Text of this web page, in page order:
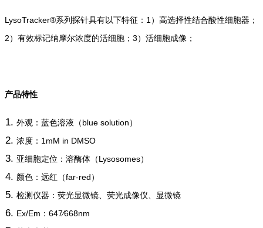
LysoTracker®系列探针具有以下特征：1）高选择性结合酸性细胞器；
2）有效标记纳摩尔浓度的活细胞；3）活细胞成像；
产品特性
外观：蓝色溶液（blue solution）
浓度：1mM in DMSO
亚细胞定位：溶酶体（Lysosomes）
颜色：远红（far-red）
检测仪器：荧光显微镜、荧光成像仪、显微镜
Ex/Em：647⁄668nm